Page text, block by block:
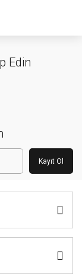
Edin
Kayıt Ol